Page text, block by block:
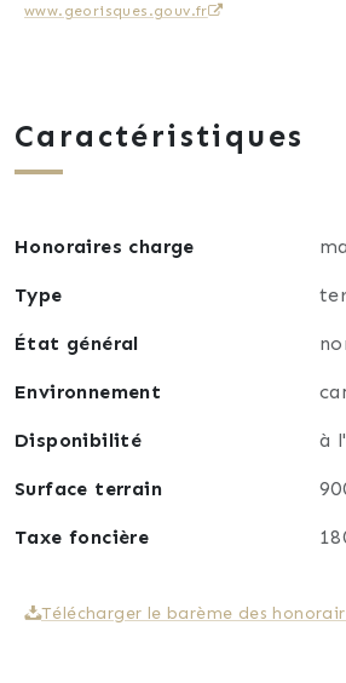
Arbres fruitiers
Plusieurs installations en dur
Sur cette parcelle vous avez la
des gîtes, d'y loger des animaux
Honoraires charge vendeur.
Agent commercial immatriculé au
www.georisques.gouv.fr
Caractéristiques
Honoraires charge
Type
État général
Environnement
Disponibilité à
Surface terrain
Taxe foncière
Télécharger le barème des